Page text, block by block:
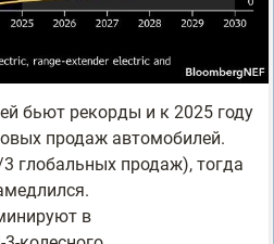
бьют рекорды и к 2025 году
продаж автомобилей.
глобальных продаж), тогда
в